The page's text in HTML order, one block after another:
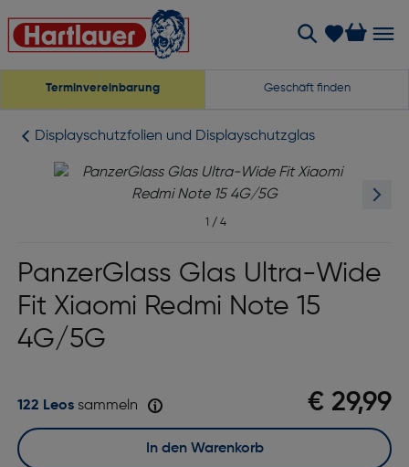
Terminvereinbarung Geschäft finden
Displayschutzfolien und Displayschutzglas
1 / 4
PanzerGlass Glas Ultra-Wide
Fit Xiaomi Redmi Note 15
4G/5G
€ 29,99
122 Leossammeln
In den Warenkorb